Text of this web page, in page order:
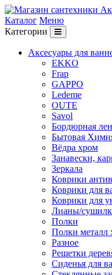
Каталог Меню
Категории
Аксесуары для
EKKO
Frap
GAPPO
Ledeme
OUTE
Savol
Бордюрная
Бытовая
Вёдра хром
Занавески,
Зеркала
Коврики
Коврики для
Коврики для
Лианы/
Полки
Полки металл
Разное
Решетки
Сиденья для